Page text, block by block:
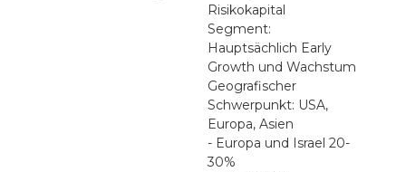
Risikokapital
Segment:
Hauptsächlich Early
Growth und Wachstum
Geografischer
Schwerpunkt: USA,
Europa, Asien
- Europa und Israel 20-
30%